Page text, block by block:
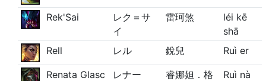
Rek'Sai
レク＝サ
イ
雷珂煞
léi kē
shā
Rell
レル 銳兒 Ruì er
Renata Glasc
レナー
睿娜妲．格
Ruì nà